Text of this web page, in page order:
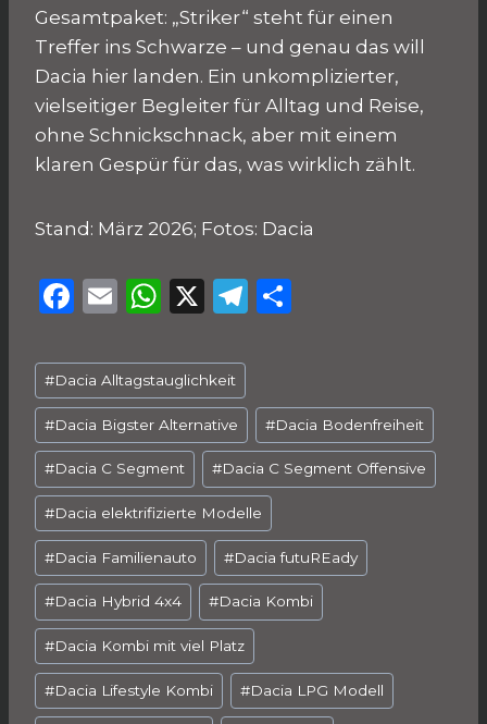
Gesamtpaket: „Striker“ steht für einen
Treffer ins Schwarze – und genau das will
Dacia hier landen. Ein unkomplizierter,
vielseitiger Begleiter für Alltag und Reise,
ohne Schnickschnack, aber mit einem
klaren Gespür für das, was wirklich zählt.
Stand: März 2026; Fotos: Dacia
F
c
e
b
o
o
k
E
ai
l
W
a
ts
A
p
p
X
T
g
ra
m
n
Schlagworte:
#Dacia Alltagstauglichkeit
#Dacia Bigster Alternative #Dacia Bodenfreiheit
#Dacia C Segment #Dacia C Segment Offensive
#Dacia elektrifizierte Modelle
#Dacia Familienauto #Dacia futuREady
#Dacia Hybrid 4x4 #Dacia Kombi
#Dacia Kombi mit viel Platz
#Dacia Lifestyle Kombi #Dacia LPG Modell